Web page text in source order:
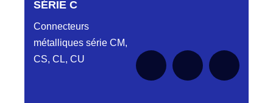
SÉRIE DA
Aucune pièce disponible pour cette série
pour le moment
SÉRIE DB
SÉRIE C
Connecteurs
métalliques série CM,
CS, CL, CU